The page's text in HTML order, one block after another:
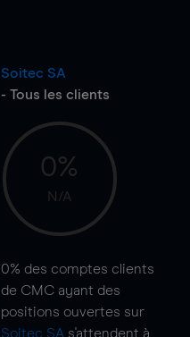
Soitec SA
- Tous les clients
0%
N/A
0% des comptes clients
de CMC ayant des
positions ouvertes sur
Soitec SA s'attendent à